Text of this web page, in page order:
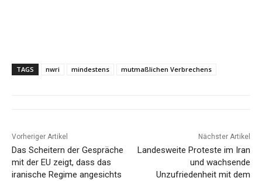
TAGS nwri mindestens mutmaßlichen Verbrechens
Vorheriger Artikel
Das Scheitern der Gespräche
mit der EU zeigt, dass das
iranische Regime angesichts
Nächster Artikel
Landesweite Proteste im Iran
und wachsende
Unzufriedenheit mit dem